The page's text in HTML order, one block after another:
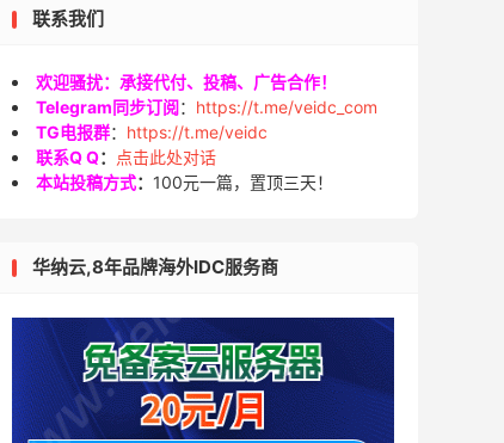
联系我们
欢迎骚扰：承接代付、投稿、广告合作！
Telegram同步订阅： https://t.me/veidc_com
TG电报群： https://t.me/veidc
联系Q Q：
点击此处对话
本站投稿方式： 100元一篇，置顶三天！
华纳云,8年品牌海外IDC服务商